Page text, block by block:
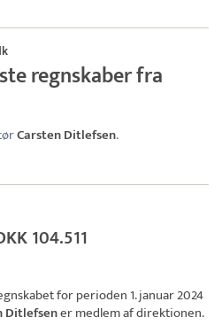
regnskaber fra
Carsten Ditlefsen.
104.511
for perioden 1. januar 2024
Ditlefsener medlem af direktionen.